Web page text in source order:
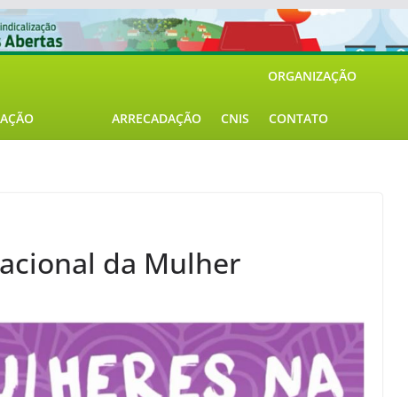
ORGANIZAÇÃO
ARRECADAÇÃO CNIS CONTATO
da Mulher